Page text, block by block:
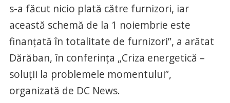
s-a făcut nicio plată către furnizori, iar
această schemă de la 1 noiembrie este
finanţată în totalitate de furnizori”, a arătat
Dărăban, în conferinţa „Criza energetică –
soluţii la problemele momentului”,
organizată de DC News.